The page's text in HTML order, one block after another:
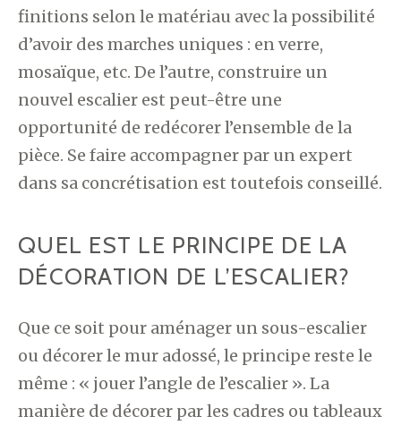
finitions selon le matériau avec la possibilité
d’avoir des marches uniques : en verre,
mosaïque, etc. De l’autre, construire un
nouvel escalier est peut-être une
opportunité de redécorer l’ensemble de la
pièce. Se faire accompagner par un expert
dans sa concrétisation est toutefois conseillé.
QUEL EST LE PRINCIPE DE LA
DÉCORATION DE L’ESCALIER?
Que ce soit pour aménager un sous-escalier
ou décorer le mur adossé, le principe reste le
même : « jouer l’angle de l’escalier ». La
manière de décorer par les cadres ou tableaux